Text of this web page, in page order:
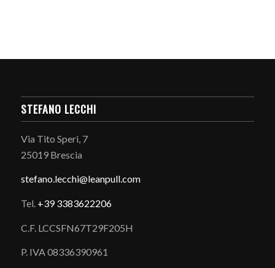
STEFANO LECCHI
Via Tito Speri, 7
25019 Brescia
stefano.lecchi@leanpull.com
Tel. +39 3383622206
C.F. LCCSFN67T29F205H
P. IVA 08336390961